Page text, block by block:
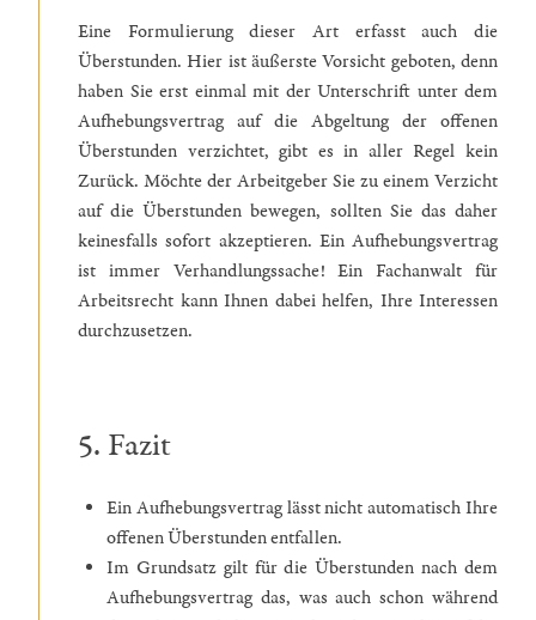
Eine Formulierung dieser Art erfasst auch die
Überstunden. Hier ist äußerste Vorsicht geboten, denn
haben Sie erst einmal mit der Unterschrift unter dem
Aufhebungsvertrag auf die Abgeltung der offenen
Überstunden verzichtet, gibt es in aller Regel kein
Zurück. Möchte der Arbeitgeber Sie zu einem Verzicht
auf die Überstunden bewegen, sollten Sie das daher
keinesfalls sofort akzeptieren. Ein Aufhebungsvertrag
ist immer Verhandlungssache! Ein Fachanwalt für
Arbeitsrecht kann Ihnen dabei helfen, Ihre Interessen
durchzusetzen.
5. Fazit
Ein Aufhebungsvertrag lässt nicht automatisch Ihre
offenen Überstunden entfallen.
Im Grundsatz gilt für die Überstunden nach dem
Aufhebungsvertrag das, was auch schon während